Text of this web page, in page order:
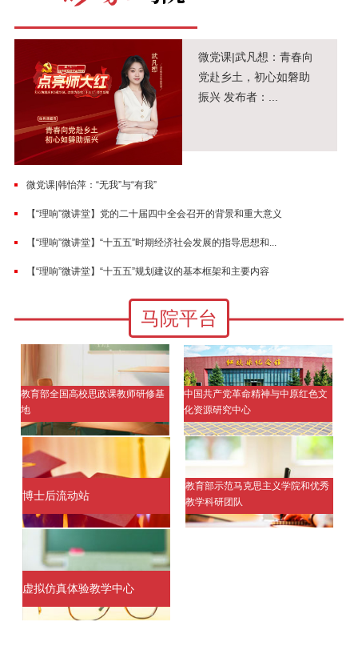
微党课|武凡想：青春向
党赴乡土，初心如磐助
振兴 发布者：...
微党课|韩怡萍：“无我”与“有我”
【“理响”微讲堂】党的二十届四中全会召开的背景和重大意义
【“理响”微讲堂】“十五五”时期经济社会发展的指导思想和...
【“理响”微讲堂】“十五五”规划建议的基本框架和主要内容
马院平台
教育部全国高校思政课教师研修基
地
中国共产党革命精神与中原红色文
化资源研究中心
博士后流动站
教育部示范马克思主义学院和优秀
教学科研团队
虚拟仿真体验教学中心